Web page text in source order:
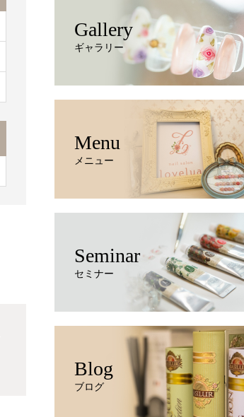
Gallery
ギャラリー
Menu
メニュー
Seminar
セミナー
Blog
ブログ